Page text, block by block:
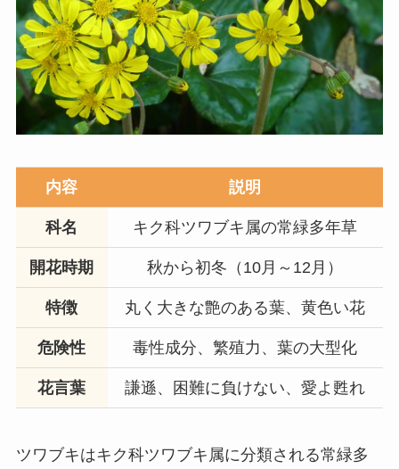
内容 説明
科名 キク科ツワブキ属の常緑多年草
開花時期 秋から初冬（10月～12月）
特徴 丸く大きな艶のある葉、黄色い花
危険性 毒性成分、繁殖力、葉の大型化
花言葉 謙遜、困難に負けない、愛よ甦れ
ツワブキはキク科ツワブキ属に分類される常緑多